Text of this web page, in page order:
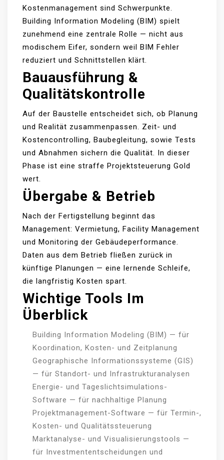
Kostenmanagement sind Schwerpunkte.
Building Information Modeling (BIM) spielt
zunehmend eine zentrale Rolle — nicht aus
modischem Eifer, sondern weil BIM Fehler
reduziert und Schnittstellen klärt.
Bauausführung &
Qualitätskontrolle
Auf der Baustelle entscheidet sich, ob Planung
und Realität zusammenpassen. Zeit- und
Kostencontrolling, Baubegleitung, sowie Tests
und Abnahmen sichern die Qualität. In dieser
Phase ist eine straffe Projektsteuerung Gold
wert.
Übergabe & Betrieb
Nach der Fertigstellung beginnt das
Management: Vermietung, Facility Management
und Monitoring der Gebäudeperformance.
Daten aus dem Betrieb fließen zurück in
künftige Planungen — eine lernende Schleife,
die langfristig Kosten spart.
Wichtige Tools Im
Überblick
Building Information Modeling (BIM) — für
Koordination, Kosten- und Zeitplanung
Geographische Informationssysteme (GIS)
— für Standort- und Infrastrukturanalysen
Energie- und Tageslichtsimulations-
Software — für nachhaltige Planung
Projektmanagement-Software — für Termin-,
Kosten- und Qualitätssteuerung
Marktanalyse- und Visualisierungstools —
für Investmententscheidungen und